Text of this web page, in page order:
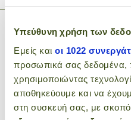
Υπεύθυνη χρήση των
Εμείς και οι 1022
προσωπικά σας δεδομένα,
χρησιμοποιώντας
αποθηκεύουμε και να
στη συσκευή σας, με